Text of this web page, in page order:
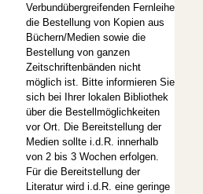
Verbundübergreifenden Fernleihe
die Bestellung von Kopien aus
Büchern/Medien sowie die
Bestellung von ganzen
Zeitschriftenbänden nicht
möglich ist. Bitte informieren Sie
sich bei Ihrer lokalen Bibliothek
über die Bestellmöglichkeiten
vor Ort. Die Bereitstellung der
Medien sollte i.d.R. innerhalb
von 2 bis 3 Wochen erfolgen.
Für die Bereitstellung der
Literatur wird i.d.R. eine geringe